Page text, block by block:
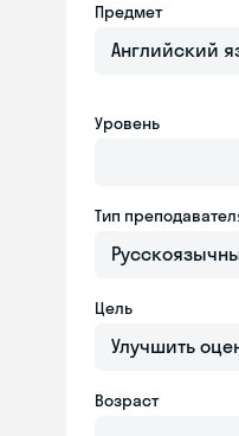
Предмет
Английский
Уровень
Тип
Цель
Улучшить
Возраст